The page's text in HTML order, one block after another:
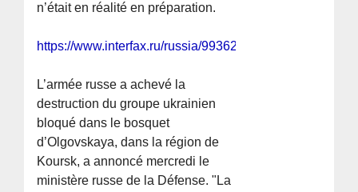
n’était en réalité en préparation.
https://www.interfax.ru/russia/993625
L’armée russe a achevé la
destruction du groupe ukrainien
bloqué dans le bosquet
d’Olgovskaya, dans la région de
Koursk, a annoncé mercredi le
ministère russe de la Défense. "La